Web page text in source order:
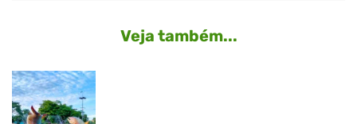
Veja também...